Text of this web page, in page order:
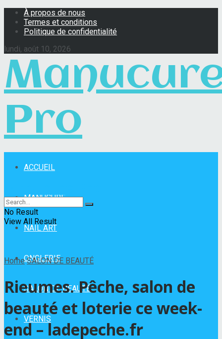
À propos de nous
Termes et conditions
Politique de confidentialité
lundi, août 10, 2026
Pro
ACCUEIL
MANUCURE
NAIL ART
ONGLERIE
SALON DE BEAUTÉ
VERNIS
No Result
View All Result
Home SALON DE BEAUTÉ
Rieumes. Pêche, salon de
beauté et loterie ce week-
end – ladepeche.fr